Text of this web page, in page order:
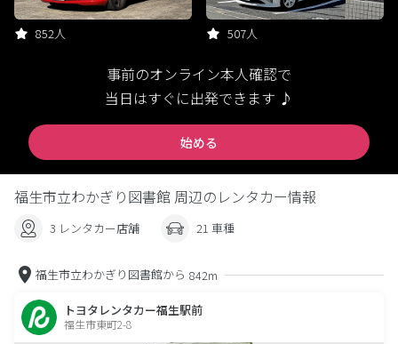
852人 507人
事前のオンライン本人確認で
当日はすぐに出発できます ♪
始める
福生市立わかぎり図書館 周辺のレンタカー情報
3 レンタカー店舗 21 車種
福生市立わかぎり図書館から 842m
トヨタレンタカー福生駅前
福生市東町2-8